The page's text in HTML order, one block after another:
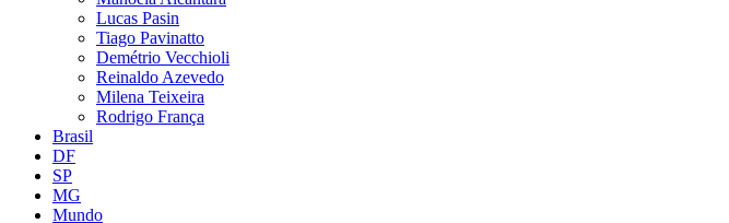
Lucas Pasin
Tiago Pavinatto
Demétrio Vecchioli
Reinaldo Azevedo
Milena Teixeira
Rodrigo França
Brasil
DF
SP
MG
Mundo